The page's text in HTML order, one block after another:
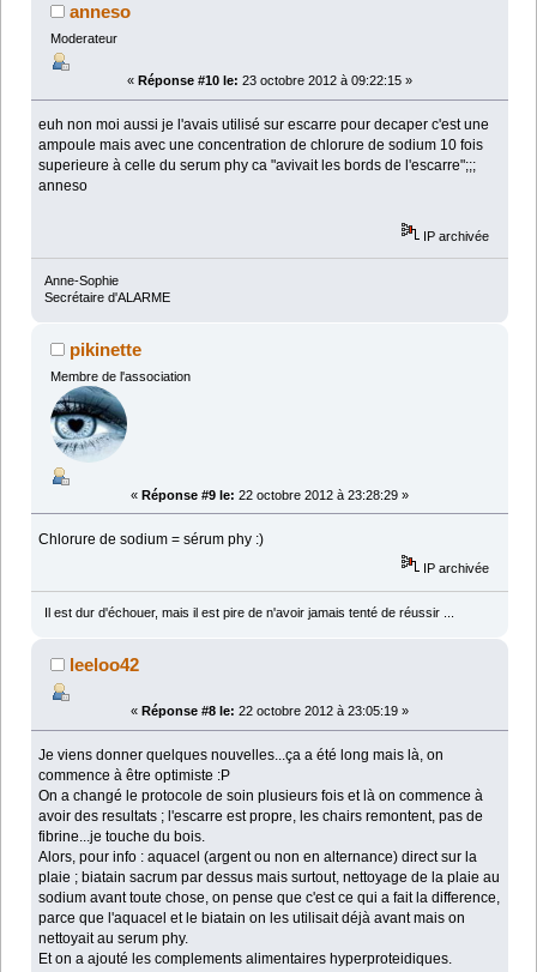
anneso
Moderateur
« Réponse #10 le: 23 octobre 2012 à 09:22:15 »
euh non moi aussi je l'avais utilisé sur escarre pour decaper c'est une
ampoule mais avec une concentration de chlorure de sodium 10 fois
superieure à celle du serum phy ca "avivait les bords de l'escarre";;;
anneso
IP archivée
Anne-Sophie
Secrétaire d'ALARME
pikinette
Membre de l'association
« Réponse #9 le: 22 octobre 2012 à 23:28:29 »
Chlorure de sodium = sérum phy :)
IP archivée
Il est dur d'échouer, mais il est pire de n'avoir jamais tenté de réussir ...
leeloo42
« Réponse #8 le: 22 octobre 2012 à 23:05:19 »
Je viens donner quelques nouvelles...ça a été long mais là, on
commence à être optimiste :P
On a changé le protocole de soin plusieurs fois et là on commence à
avoir des resultats ; l'escarre est propre, les chairs remontent, pas de
fibrine...je touche du bois.
Alors, pour info : aquacel (argent ou non en alternance) direct sur la
plaie ; biatain sacrum par dessus mais surtout, nettoyage de la plaie au
sodium avant toute chose, on pense que c'est ce qui a fait la difference,
parce que l'aquacel et le biatain on les utilisait déjà avant mais on
nettoyait au serum phy.
Et on a ajouté les complements alimentaires hyperproteidiques.